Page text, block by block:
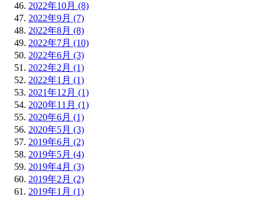
2022年10月 (8)
2022年9月 (7)
2022年8月 (8)
2022年7月 (10)
2022年6月 (3)
2022年2月 (1)
2022年1月 (1)
2021年12月 (1)
2020年11月 (1)
2020年6月 (1)
2020年5月 (3)
2019年6月 (2)
2019年5月 (4)
2019年4月 (3)
2019年2月 (2)
2019年1月 (1)